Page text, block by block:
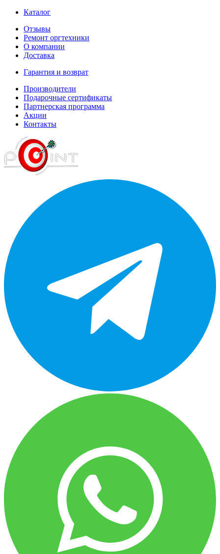
Каталог
Отзывы
Ремонт оргтехники
О компании
Доставка
Гарантия и возврат
Производители
Подарочные сертификаты
Партнерская программа
Акции
Контакты